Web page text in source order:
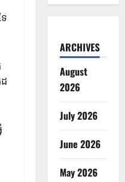
ARCHIVES
August
2026
July 2026
June 2026
May 2026